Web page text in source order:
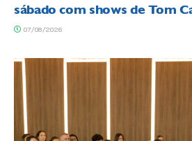
sábado com shows de Tom
07/08/2026